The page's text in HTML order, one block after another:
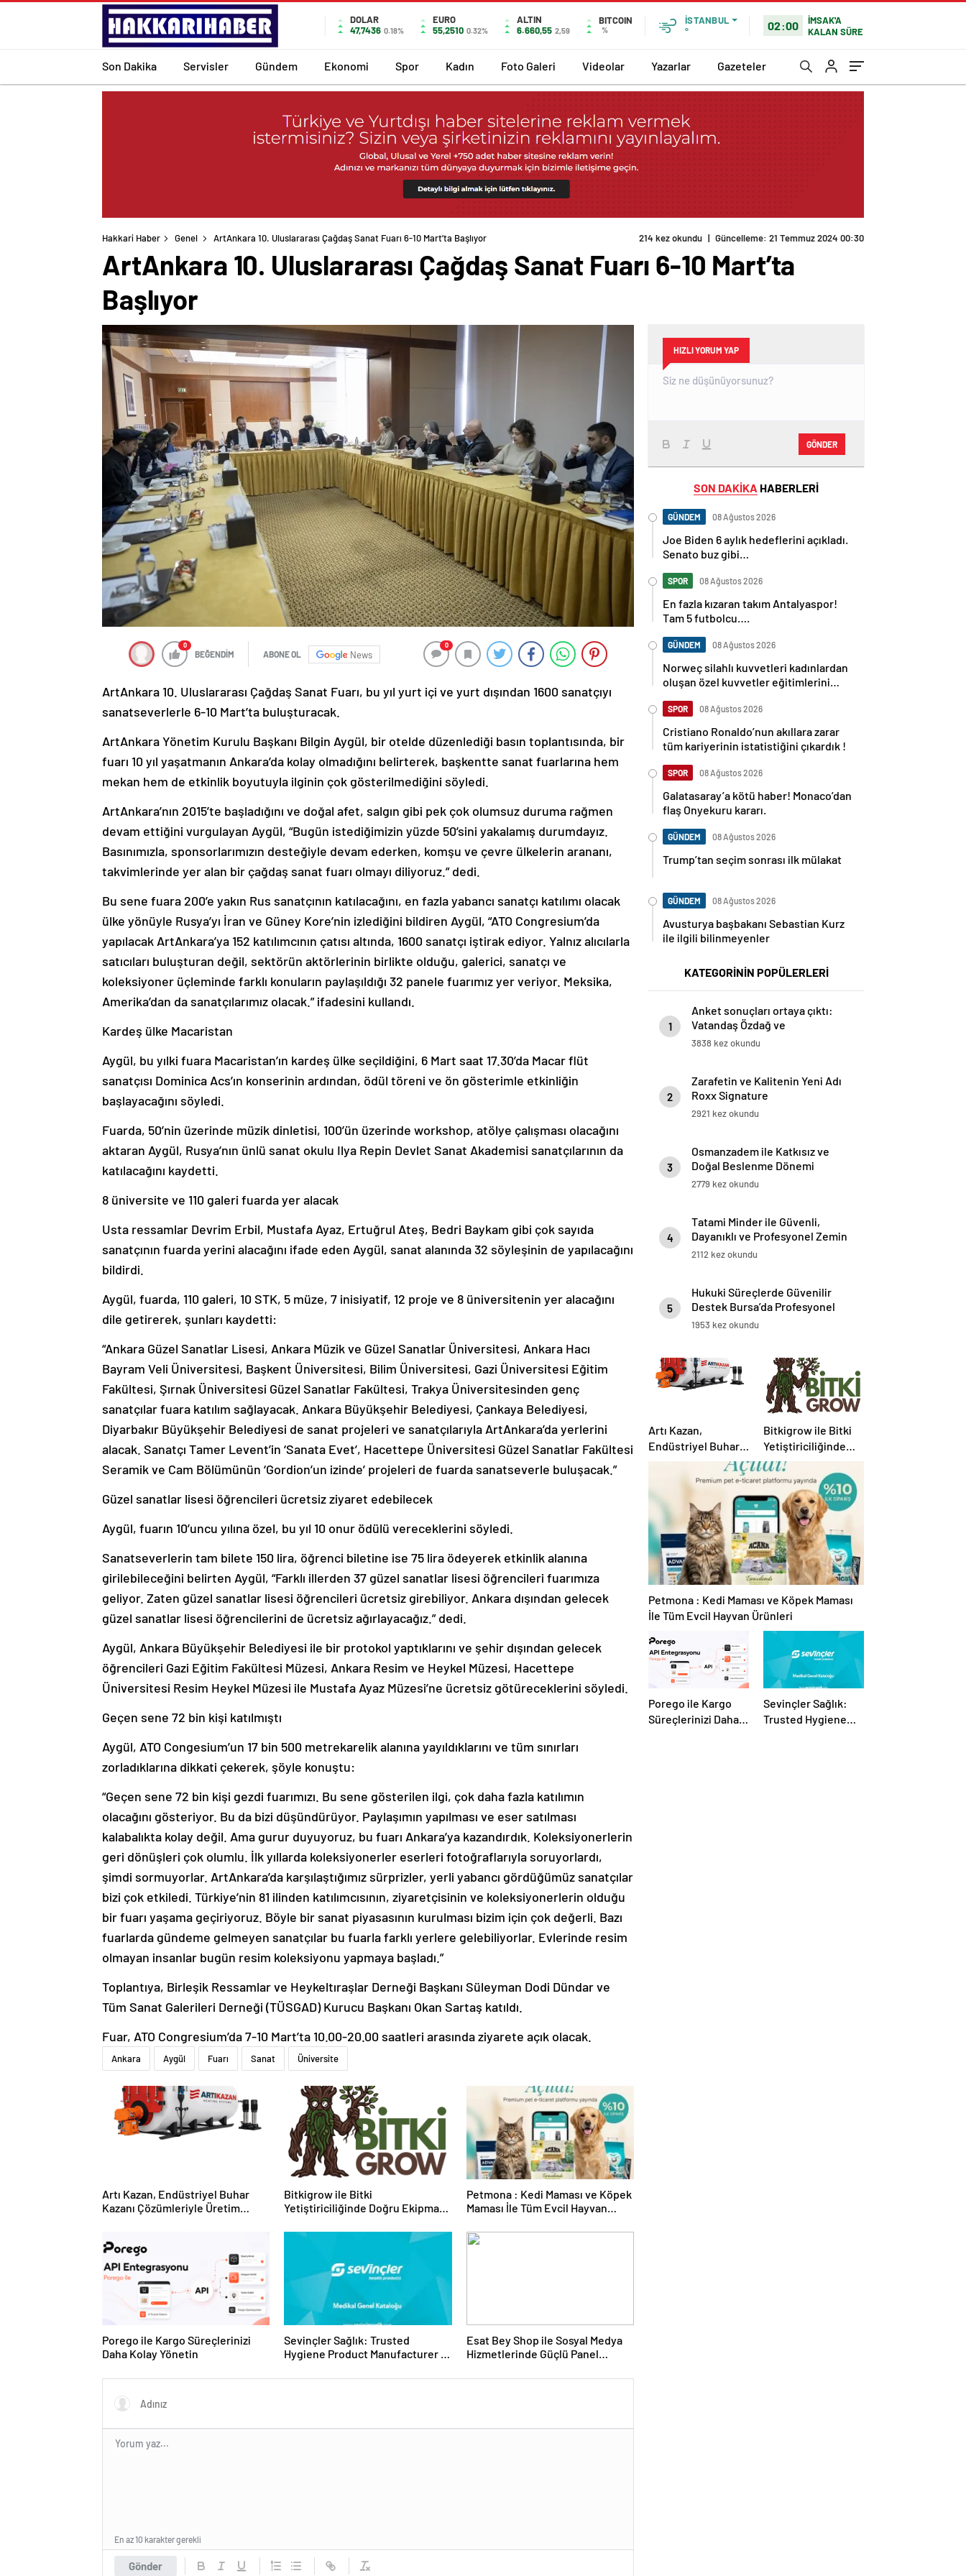
DOLAR
47,7436 0.18%
EURO
55,2510 0.32%
ALTIN
6.660,55 2,59
BITCOIN
%
İSTANBUL
°
02:00
İMSAK'A
KALAN SÜRE
Son Dakika Servisler Gündem Ekonomi Spor Kadın Foto Galeri Videolar Yazarlar Gazeteler
Hakkari Haber Genel ArtAnkara 10. Uluslararası Çağdaş Sanat Fuarı 6-10 Mart’ta Başlıyor 214 kez okundu | Güncelleme: 21 Temmuz 2024 00:30
ArtAnkara 10. Uluslararası Çağdaş Sanat Fuarı 6-10 Mart’ta
Başlıyor
0
BEĞENDİM ABONE OL News
0
ArtAnkara 10. Uluslararası Çağdaş Sanat Fuarı, bu yıl yurt içi ve yurt dışından 1600 sanatçıyı
sanatseverlerle 6-10 Mart’ta buluşturacak.
ArtAnkara Yönetim Kurulu Başkanı Bilgin Aygül, bir otelde düzenlediği basın toplantısında, bir
fuarı 10 yıl yaşatmanın Ankara’da kolay olmadığını belirterek, başkentte sanat fuarlarına hem
mekan hem de etkinlik boyutuyla ilginin çok gösterilmediğini söyledi.
ArtAnkara’nın 2015’te başladığını ve doğal afet, salgın gibi pek çok olumsuz duruma rağmen
devam ettiğini vurgulayan Aygül, “Bugün istediğimizin yüzde 50’sini yakalamış durumdayız.
Basınımızla, sponsorlarımızın desteğiyle devam ederken, komşu ve çevre ülkelerin arananı,
takvimlerinde yer alan bir çağdaş sanat fuarı olmayı diliyoruz.” dedi.
Bu sene fuara 200’e yakın Rus sanatçının katılacağını, en fazla yabancı sanatçı katılımı olacak
ülke yönüyle Rusya’yı İran ve Güney Kore’nin izlediğini bildiren Aygül, “ATO Congresium’da
yapılacak ArtAnkara’ya 152 katılımcının çatısı altında, 1600 sanatçı iştirak ediyor. Yalnız alıcılarla
satıcıları buluşturan değil, sektörün aktörlerinin birlikte olduğu, galerici, sanatçı ve
koleksiyoner üçleminde farklı konuların paylaşıldığı 32 panele fuarımız yer veriyor. Meksika,
Amerika’dan da sanatçılarımız olacak.” ifadesini kullandı.
Kardeş ülke Macaristan
Aygül, bu yılki fuara Macaristan’ın kardeş ülke seçildiğini, 6 Mart saat 17.30’da Macar flüt
sanatçısı Dominica Acs’ın konserinin ardından, ödül töreni ve ön gösterimle etkinliğin
başlayacağını söyledi.
Fuarda, 50’nin üzerinde müzik dinletisi, 100’ün üzerinde workshop, atölye çalışması olacağını
aktaran Aygül, Rusya’nın ünlü sanat okulu Ilya Repin Devlet Sanat Akademisi sanatçılarının da
katılacağını kaydetti.
8 üniversite ve 110 galeri fuarda yer alacak
Usta ressamlar Devrim Erbil, Mustafa Ayaz, Ertuğrul Ateş, Bedri Baykam gibi çok sayıda
sanatçının fuarda yerini alacağını ifade eden Aygül, sanat alanında 32 söyleşinin de yapılacağını
bildirdi.
Aygül, fuarda, 110 galeri, 10 STK, 5 müze, 7 inisiyatif, 12 proje ve 8 üniversitenin yer alacağını
dile getirerek, şunları kaydetti:
“Ankara Güzel Sanatlar Lisesi, Ankara Müzik ve Güzel Sanatlar Üniversitesi, Ankara Hacı
Bayram Veli Üniversitesi, Başkent Üniversitesi, Bilim Üniversitesi, Gazi Üniversitesi Eğitim
Fakültesi, Şırnak Üniversitesi Güzel Sanatlar Fakültesi, Trakya Üniversitesinden genç
sanatçılar fuara katılım sağlayacak. Ankara Büyükşehir Belediyesi, Çankaya Belediyesi,
Diyarbakır Büyükşehir Belediyesi de sanat projeleri ve sanatçılarıyla ArtAnkara’da yerlerini
alacak. Sanatçı Tamer Levent’in ‘Sanata Evet’, Hacettepe Üniversitesi Güzel Sanatlar Fakültesi
Seramik ve Cam Bölümünün ‘Gordion’un izinde’ projeleri de fuarda sanatseverle buluşacak.”
Güzel sanatlar lisesi öğrencileri ücretsiz ziyaret edebilecek
Aygül, fuarın 10’uncu yılına özel, bu yıl 10 onur ödülü vereceklerini söyledi.
Sanatseverlerin tam bilete 150 lira, öğrenci biletine ise 75 lira ödeyerek etkinlik alanına
girilebileceğini belirten Aygül, “Farklı illerden 37 güzel sanatlar lisesi öğrencileri fuarımıza
geliyor. Zaten güzel sanatlar lisesi öğrencileri ücretsiz girebiliyor. Ankara dışından gelecek
güzel sanatlar lisesi öğrencilerini de ücretsiz ağırlayacağız.” dedi.
Aygül, Ankara Büyükşehir Belediyesi ile bir protokol yaptıklarını ve şehir dışından gelecek
öğrencileri Gazi Eğitim Fakültesi Müzesi, Ankara Resim ve Heykel Müzesi, Hacettepe
Üniversitesi Resim Heykel Müzesi ile Mustafa Ayaz Müzesi’ne ücretsiz götüreceklerini söyledi.
Geçen sene 72 bin kişi katılmıştı
Aygül, ATO Congesium’un 17 bin 500 metrekarelik alanına yayıldıklarını ve tüm sınırları
zorladıklarına dikkati çekerek, şöyle konuştu:
“Geçen sene 72 bin kişi gezdi fuarımızı. Bu sene gösterilen ilgi, çok daha fazla katılımın
olacağını gösteriyor. Bu da bizi düşündürüyor. Paylaşımın yapılması ve eser satılması
kalabalıkta kolay değil. Ama gurur duyuyoruz, bu fuarı Ankara’ya kazandırdık. Koleksiyonerlerin
geri dönüşleri çok olumlu. İlk yıllarda koleksiyonerler eserleri fotoğraflarıyla soruyorlardı,
şimdi sormuyorlar. ArtAnkara’da karşılaştığımız sürprizler, yerli yabancı gördüğümüz sanatçılar
bizi çok etkiledi. Türkiye’nin 81 ilinden katılımcısının, ziyaretçisinin ve koleksiyonerlerin olduğu
bir fuarı yaşama geçiriyoruz. Böyle bir sanat piyasasının kurulması bizim için çok değerli. Bazı
fuarlarda gündeme gelmeyen sanatçılar bu fuarla farklı yerlere gelebiliyorlar. Evlerinde resim
olmayan insanlar bugün resim koleksiyonu yapmaya başladı.”
Toplantıya, Birleşik Ressamlar ve Heykeltıraşlar Derneği Başkanı Süleyman Dodi Dündar ve
Tüm Sanat Galerileri Derneği (TÜSGAD) Kurucu Başkanı Okan Sartaş katıldı.
Fuar, ATO Congresium’da 7-10 Mart’ta 10.00-20.00 saatleri arasında ziyarete açık olacak.
Ankara Aygül Fuarı Sanat Üniversite
Artı Kazan, Endüstriyel Buhar
Kazanı Çözümleriyle Üretim
Bitkigrow ile Bitki
Yetiştiriciliğinde Doğru Ekipman
Petmona : Kedi Maması ve Köpek
Maması İle Tüm Evcil Hayvan
Porego ile Kargo Süreçlerinizi
Daha Kolay Yönetin
Sevinçler Sağlık: Trusted
Hygiene Product Manufacturer in
Esat Bey Shop ile Sosyal Medya
Hizmetlerinde Güçlü Panel
Gönder
En az 10 karakter gerekli
HIZLI YORUM YAP
GÖNDER
SON DAKİKA HABERLERİ
GÜNDEM 08 Ağustos 2026
Joe Biden 6 aylık hedeflerini açıkladı.
Senato buz gibi…
SPOR 08 Ağustos 2026
En fazla kızaran takım Antalyaspor!
Tam 5 futbolcu….
GÜNDEM 08 Ağustos 2026
Norweç silahlı kuvvetleri kadınlardan
oluşan özel kuvvetler eğitimlerini
SPOR 08 Ağustos 2026
Cristiano Ronaldo’nun akıllara zarar
tüm kariyerinin istatistiğini çıkardık !
SPOR 08 Ağustos 2026
Galatasaray’a kötü haber! Monaco’dan
flaş Onyekuru kararı.
GÜNDEM 08 Ağustos 2026
Trump’tan seçim sonrası ilk mülakat
GÜNDEM 08 Ağustos 2026
Avusturya başbakanı Sebastian Kurz
ile ilgili bilinmeyenler
KATEGORİNİN POPÜLERLERİ
1
Anket sonuçları ortaya çıktı:
Vatandaş Özdağ ve
İmamoğlu’nun tutuklanmasını
3838 kez okundu
2
Zarafetin ve Kalitenin Yeni Adı
Roxx Signature
2921 kez okundu
3
Osmanzadem ile Katkısız ve
Doğal Beslenme Dönemi
2779 kez okundu
4
Tatami Minder ile Güvenli,
Dayanıklı ve Profesyonel Zemin
Çözümleri
2112 kez okundu
5
Hukuki Süreçlerde Güvenilir
Destek Bursa’da Profesyonel
Avukatlık Hizmeti
1953 kez okundu
Artı Kazan,
Endüstriyel Buhar
Kazanı
Çözümleriyle
Üretim Tesislerine
Verimli Sistemler
Sunuyor
Bitkigrow ile Bitki
Yetiştiriciliğinde
Doğru Ekipman ve
Ürün Seçimi
Petmona : Kedi Maması ve Köpek Maması
İle Tüm Evcil Hayvan Ürünleri
Porego ile Kargo
Süreçlerinizi Daha
Sevinçler Sağlık:
Trusted Hygiene